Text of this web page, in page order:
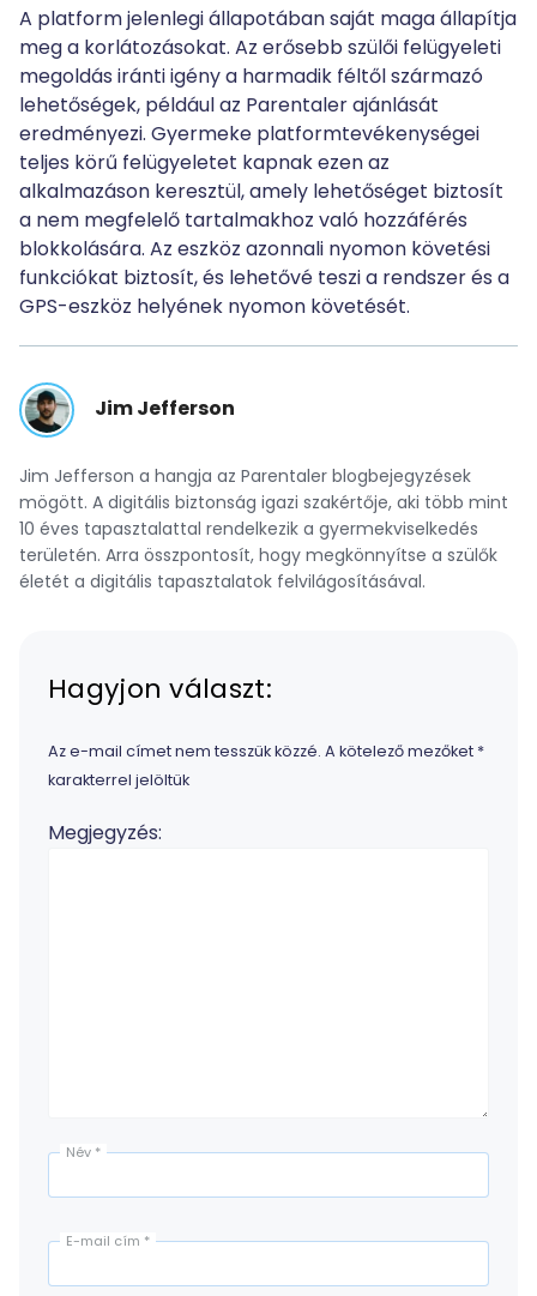
A platform jelenlegi állapotában saját maga állapítja
meg a korlátozásokat. Az erősebb szülői felügyeleti
megoldás iránti igény a harmadik féltől származó
lehetőségek, például az Parentaler ajánlását
eredményezi. Gyermeke platformtevékenységei
teljes körű felügyeletet kapnak ezen az
alkalmazáson keresztül, amely lehetőséget biztosít
a nem megfelelő tartalmakhoz való hozzáférés
blokkolására. Az eszköz azonnali nyomon követési
funkciókat biztosít, és lehetővé teszi a rendszer és a
GPS-eszköz helyének nyomon követését.
Jim Jefferson
Jim Jefferson a hangja az Parentaler blogbejegyzések
mögött. A digitális biztonság igazi szakértője, aki több mint
10 éves tapasztalattal rendelkezik a gyermekviselkedés
területén. Arra összpontosít, hogy megkönnyítse a szülők
életét a digitális tapasztalatok felvilágosításával.
Hagyjon választ:
Az e-mail címet nem tesszük közzé. A kötelező mezőket *
karakterrel jelöltük
Megjegyzés:
Név *
E-mail cím *